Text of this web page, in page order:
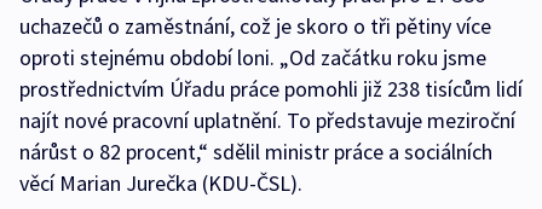
uchazečů o zaměstnání, což je skoro o tři pětiny více
oproti stejnému období loni. „Od začátku roku jsme
prostřednictvím Úřadu práce pomohli již 238 tisícům lidí
najít nové pracovní uplatnění. To představuje meziroční
nárůst o 82 procent,“ sdělil ministr práce a sociálních
věcí Marian Jurečka (KDU-ČSL).